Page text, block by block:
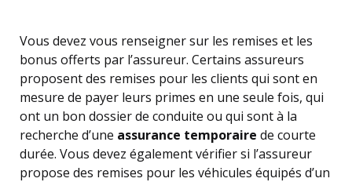
Vous devez vous renseigner sur les remises et les
bonus offerts par l’assureur. Certains assureurs
proposent des remises pour les clients qui sont en
mesure de payer leurs primes en une seule fois, qui
ont un bon dossier de conduite ou qui sont à la
recherche d’une assurance temporaire de courte
durée. Vous devez également vérifier si l’assureur
propose des remises pour les véhicules équipés d’un